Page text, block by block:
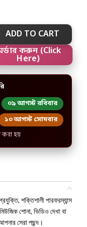
ADD TO CART
করুন (Click
Here)
০৯ আগস্ট রবিবার
১০ আগস্ট সোমবার
করা হয়
শক্তিশালী পারফরম্যান্স
শোনা, ভিডিও দেখা বা
সেরা পছন্দ।